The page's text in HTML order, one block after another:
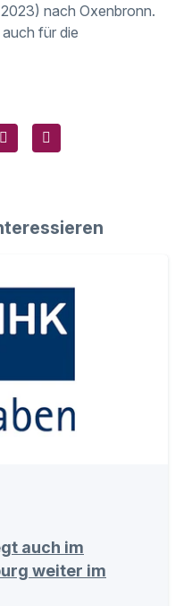
nach Oxenbronn.
für die
auch im
weiter im